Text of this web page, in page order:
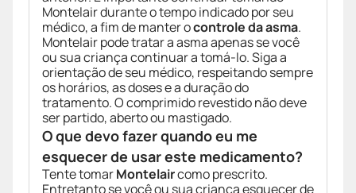
Montelair durante o tempo indicado por seu
médico, a fim de manter ocontrole da asma.
Montelair pode tratar a asma apenas se você
ou sua criança continuar a tomá-lo. Siga a
orientação de seu médico, respeitando sempre
os horários, as doses e a duração do
tratamento. O comprimido revestido não deve
ser partido, aberto ou mastigado.
O que devo fazer quando eu me
esquecer de usar este medicamento?
Tente tomarMontelaircomo prescrito.
Entretanto se você ou sua criança esquecer de